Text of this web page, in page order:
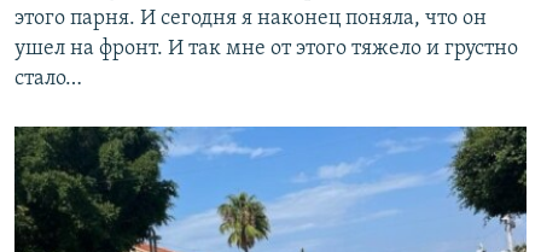
этого парня. И сегодня я наконец поняла, что он
ушел на фронт. И так мне от этого тяжело и грустно
стало…